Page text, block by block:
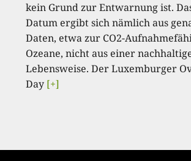
kein Grund zur Entwarnung ist.
Datum ergibt sich nämlich aus
Daten, etwa zur CO2-
Ozeane, nicht aus einer
Lebensweise. Der Luxemburger
Day [+]